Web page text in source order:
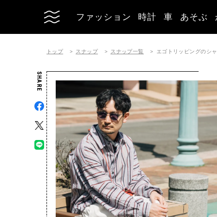
ファッション 時計 車 あそぶ
トップ スナップ スナップ一覧 エゴトリッピングのシ
SHARE